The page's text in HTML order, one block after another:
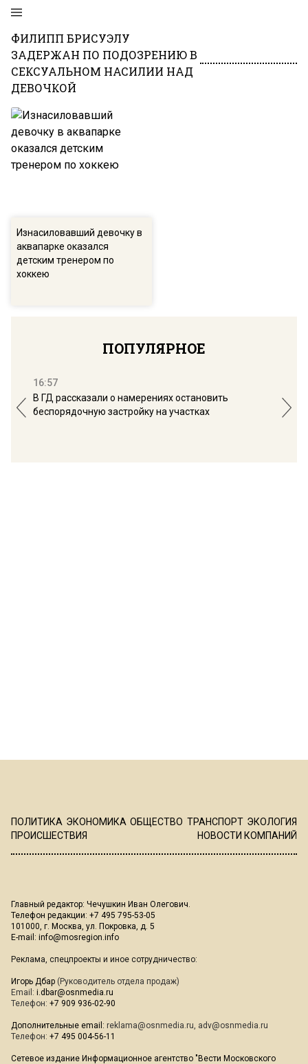
ФИЛИПП БРИСУЭЛУ
ЗАДЕРЖАН ПО ПОДОЗРЕНИЮ В
СЕКСУАЛЬНОМ НАСИЛИИ НАД
ДЕВОЧКОЙ
Изнасиловавший девочку в
аквапарке оказался
детским тренером по
хоккею
ПОПУЛЯРНОЕ
16:57
В ГД рассказали о намерениях остановить
беспорядочную застройку на участках
ПОЛИТИКА ЭКОНОМИКА ОБЩЕСТВО ТРАНСПОРТ ЭКОЛОГИЯ
ПРОИСШЕСТВИЯ
НОВОСТИ КОМПАНИЙ
Главный редактор: Чечушкин Иван Олегович.
Телефон редакции: +7 495 795-53-05
101000, г. Москва, ул. Покровка, д. 5
E-mail: info@mosregion.info
Реклама, спецпроекты и иное сотрудничество:
Игорь Дбар (Руководитель отдела продаж)
Email: i.dbar@osnmedia.ru
Телефон: +7 909 936-02-90
Дополнительные email: reklama@osnmedia.ru, adv@osnmedia.ru
Телефон: +7 495 004-56-11
Сетевое издание Информационное агентство "Вести Московского